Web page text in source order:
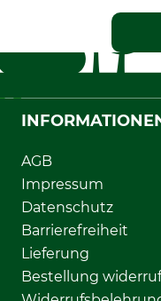
AGB
Impressum
Datenschutz
Barrierefreiheit
Lieferung
Bestellung